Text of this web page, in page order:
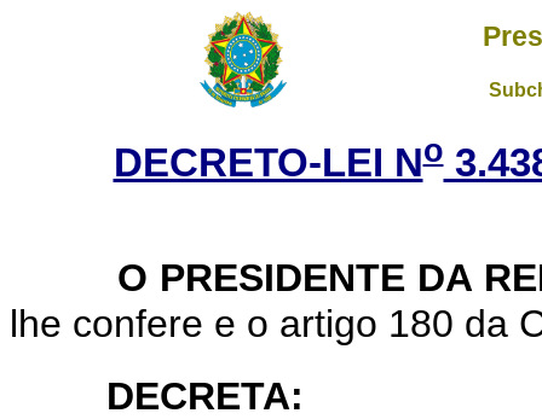
DECRETO-LEI No
O PRESIDENTE DA
lhe confere e o artigo 180 da
DECRETA: